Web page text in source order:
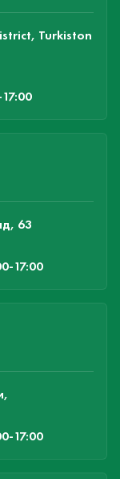
Turkiston
63
17:00
17:00